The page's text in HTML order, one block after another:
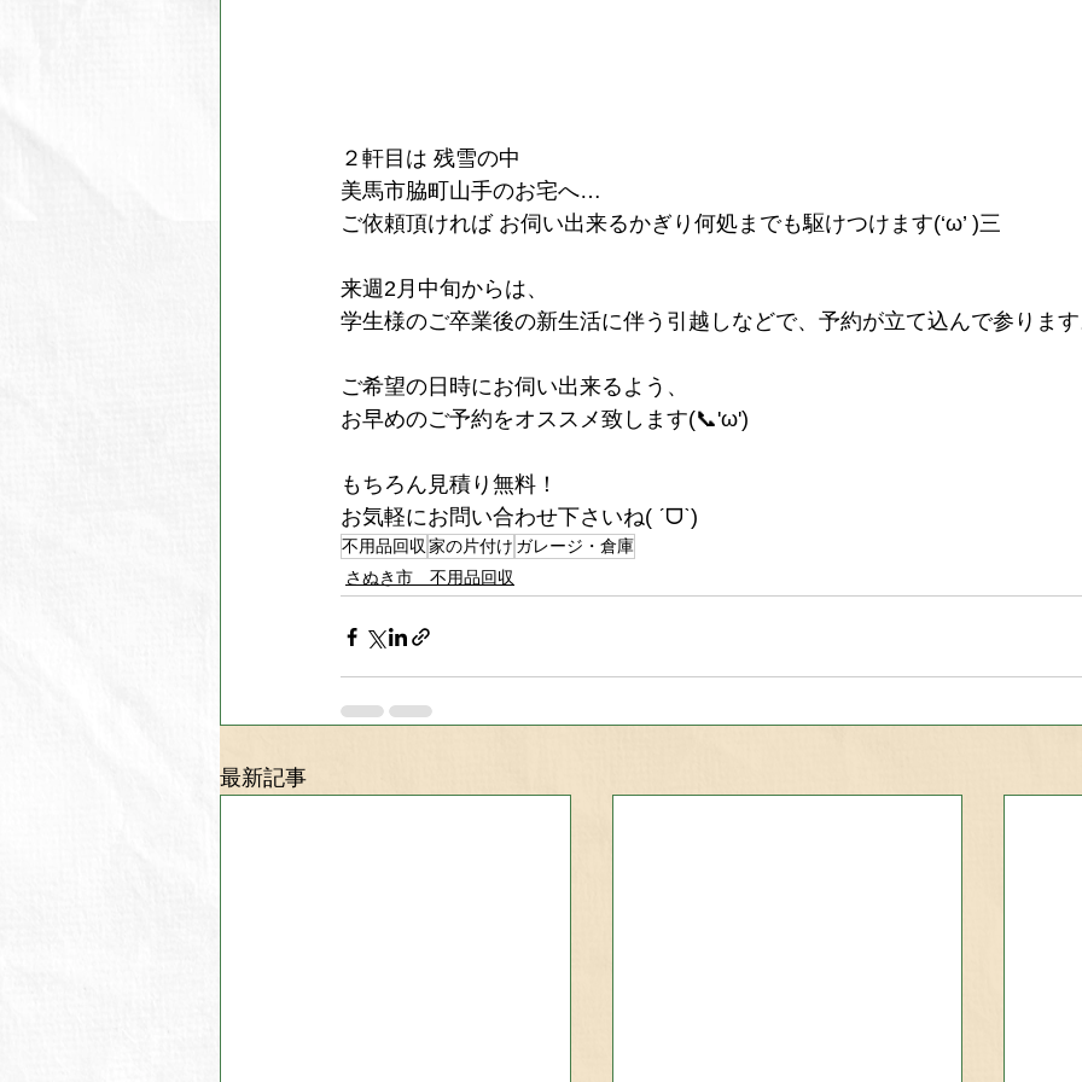
２軒目は 残雪の中
美馬市脇町山手のお宅へ…
ご依頼頂ければ お伺い出来るかぎり何処までも駆けつけます(‘ω’ )三
来週2月中旬からは、
学生様のご卒業後の新生活に伴う引越しなどで、予約が立て込んで参りま
ご希望の日時にお伺い出来るよう、
お早めのご予約をオススメ致します(📞'ω')
もちろん見積り無料！
お気軽にお問い合わせ下さいね( ˊᗜˋ)
不用品回収 家の片付け ガレージ・倉庫
さぬき市 不用品回収
最新記事